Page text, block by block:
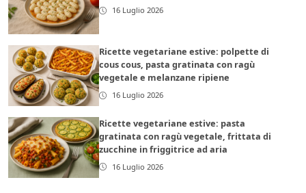
16 Luglio 2026
Ricette vegetariane estive: polpette di
cous cous, pasta gratinata con ragù
vegetale e melanzane ripiene
16 Luglio 2026
Ricette vegetariane estive: pasta
gratinata con ragù vegetale, frittata di
zucchine in friggitrice ad aria
16 Luglio 2026